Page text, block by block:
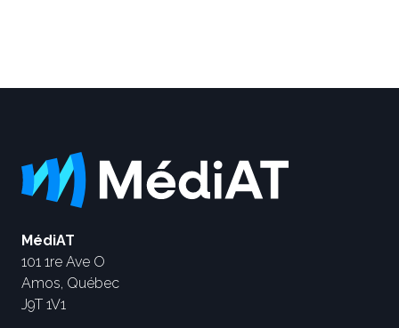
MédiAT
101 1re Ave O
Amos, Québec
J9T 1V1